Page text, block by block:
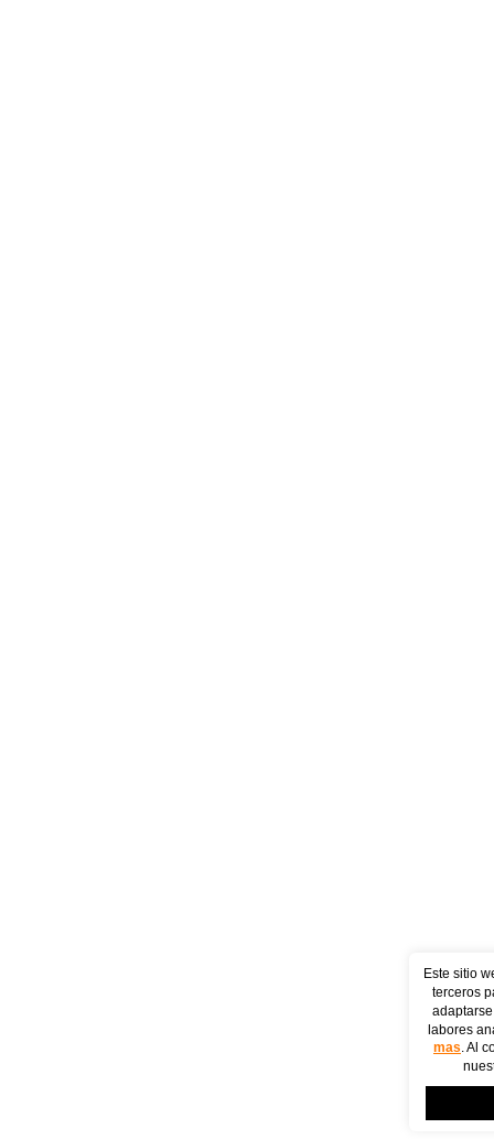
Este sitio
terceros
labores
mas. Al